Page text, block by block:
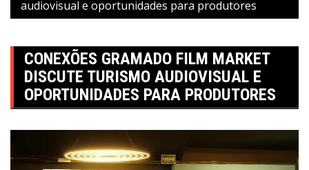
audiovisual e oportunidades para produtores
CONEXÕES GRAMADO FILM MARKET
DISCUTE TURISMO AUDIOVISUAL E
OPORTUNIDADES PARA PRODUTORES